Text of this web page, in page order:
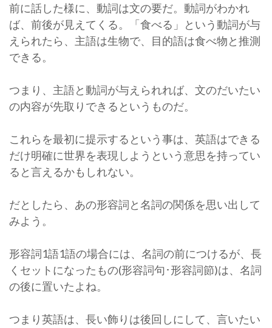
前に話した様に、動詞は文の要だ。動詞がわかれ
ば、前後が見えてくる。「食べる」という動詞が与
えられたら、主語は生物で、目的語は食べ物と推測
できる。
つまり、主語と動詞が与えられれば、文のだいたい
の内容が先取りできるというものだ。
これらを最初に提示するという事は、英語はできる
だけ明確に世界を表現しようという意思を持ってい
ると言えるかもしれない。
だとしたら、あの形容詞と名詞の関係を思い出して
みよう。
形容詞1語1語の場合には、名詞の前につけるが、長
くセットになったもの(形容詞句･形容詞節)は、名詞
の後に置いたよね。
つまり英語は、長い飾りは後回しにして、言いたい